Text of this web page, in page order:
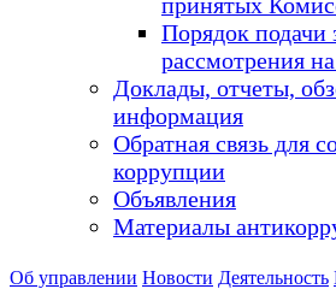
Порядок подачи
рассмотрения
Доклады, отчеты,
информация
Обратная связь для
коррупции
Объявления
Материалы
Об управлении Новости Деятельность